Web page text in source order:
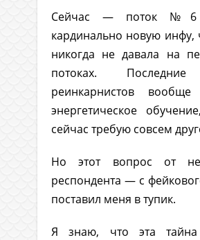
Сейчас — поток №6
кардинально новую инфу,
никогда не давала на
потоках. Последние
реинкарнистов
энергетическое
сейчас требую совсем
Но этот вопрос от
респондента — с
поставил меня в тупик.
Я знаю, что эта